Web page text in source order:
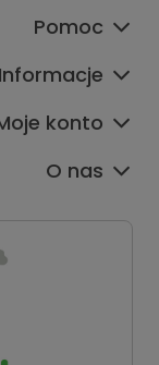
Pomoc
Informacje
konto
O nas